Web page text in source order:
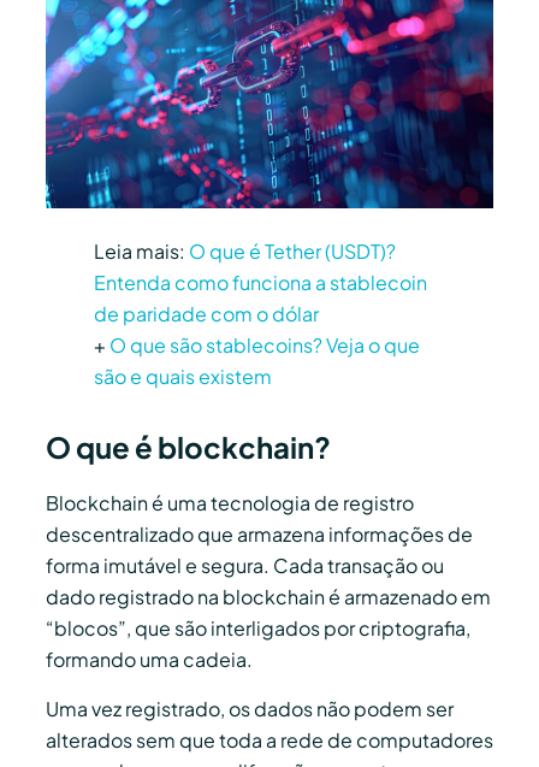
Leia mais: O que é Tether (USDT)?
Entenda como funciona a stablecoin
de paridade com o dólar
+ O que são stablecoins? Veja o que
são e quais existem
O que é blockchain?
Blockchain é uma tecnologia de registro
descentralizado que armazena informações de
forma imutável e segura. Cada transação ou
dado registrado na blockchain é armazenado em
“blocos”, que são interligados por criptografia,
formando uma cadeia.
Uma vez registrado, os dados não podem ser
alterados sem que toda a rede de computadores